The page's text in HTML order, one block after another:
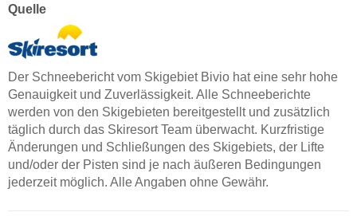
Quelle
Der Schneebericht vom Skigebiet Bivio hat eine sehr hohe
Genauigkeit und Zuverlässigkeit. Alle Schneeberichte
werden von den Skigebieten bereitgestellt und zusätzlich
täglich durch das Skiresort Team überwacht. Kurzfristige
Änderungen und Schließungen des Skigebiets, der Lifte
und/oder der Pisten sind je nach äußeren Bedingungen
jederzeit möglich. Alle Angaben ohne Gewähr.